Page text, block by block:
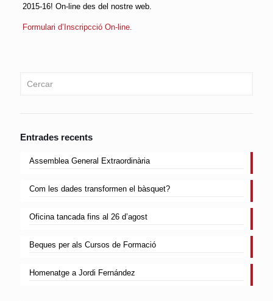
2015-16! On-line des del nostre web.
Formulari d’Inscripcció On-line.
Entrades recents
Assemblea General Extraordinària
Com les dades transformen el bàsquet?
Oficina tancada fins al 26 d’agost
Beques per als Cursos de Formació
Homenatge a Jordi Fernández